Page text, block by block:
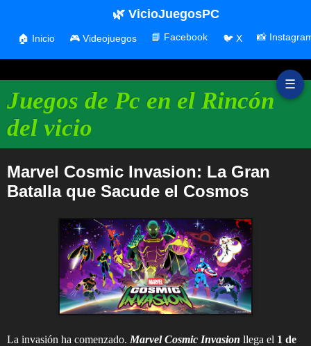
☰
Juegos de Pc en el Rincón
del vicio
🌿 VicioJuegosPC
🏠 Inicio 🎮 Videojuegos 📘 Facebook 🐦 X 📸
Marvel Cosmic Invasion: La Gran
Batalla que Sacude el Cosmos
La invasión ha comenzado. Marvel Cosmic Invasion llega el 1 de